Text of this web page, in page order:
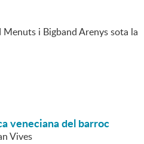
i Bigband Arenys sota la
veneciana del barroc
Vives